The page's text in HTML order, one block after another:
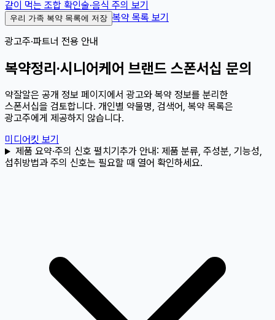
같이 먹는 조합 확인술·음식 주의 보기
우리 가족 복약 목록에 저장 복약 목록 보기
광고주·파트너 전용 안내
복약정리·시니어케어 브랜드 스폰서십 문의
약잘알은 공개 정보 페이지에서 광고와 복약 정보를 분리한
스폰서십을 검토합니다. 개인별 약물명, 검색어, 복약 목록은
광고주에게 제공하지 않습니다.
미디어킷 보기
제품 요약·주의 신호 펼치기 추가 안내: 제품 분류, 주성분, 기능성,
섭취방법과 주의 신호는 필요할 때 열어 확인하세요.